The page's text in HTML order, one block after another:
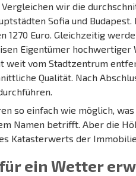
wir die
Sofia und
1270 Euro. Gleichzeitig
Eigentümer hochwertiger
weit vom Stadtzentrum
Qualität. Nach
so einfach wie möglich,
Namen betrifft. Aber die
Katasterwerts der
ein Wetter